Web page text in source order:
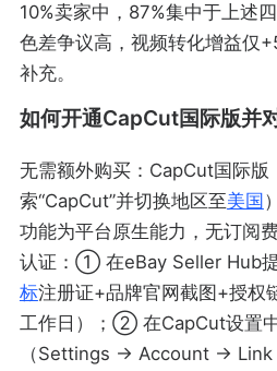
10%卖家中，87%集中于上述
色差争议高，视频转化增益仅
补充。
如何开通CapCut国际版并
无需额外购买：CapCut国际版
索“CapCut”并切换地区至美国
功能为平台原生能力，无订阅
认证：① 在eBay Seller Hub
标注册证+品牌官网截图+授权
工作日）；② 在CapCut设置
（Settings → Account →